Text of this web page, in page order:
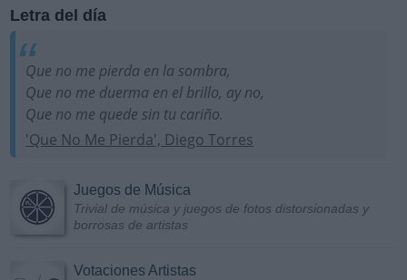
Letra del día
Que no me pierda en la sombra,
Que no me duerma en el brillo, ay no,
Que no me quede sin tu cariño.
'Que No Me Pierda', Diego Torres
Juegos de Música
Trivial de música y juegos de fotos distorsionadas y
borrosas de artistas
Votaciones Artistas